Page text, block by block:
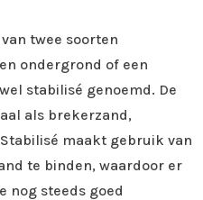
twee soorten
ondergrond of een
stabilisé genoemd. De
als brekerzand,
maakt gebruik van
te binden, waardoor er
nog steeds goed